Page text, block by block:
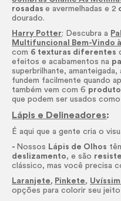
rosadase avermelhadas e 2
dourado.
Harry Potter: Descubra a
Multifuncional Bem-Vindo
com 6 texturas diferentes
efeitos e acabamentos na
superbrilhante,
fundem facilmente quando
também vem com 6
que podem ser usados como
Lápis e Delineadores:
É aqui que a gente cria o
- Nossos Lápis de Olhos
deslizamento, e são
clássico, mas você precisa
Laranjete, Pinkete,
opções para colorir seu jeito